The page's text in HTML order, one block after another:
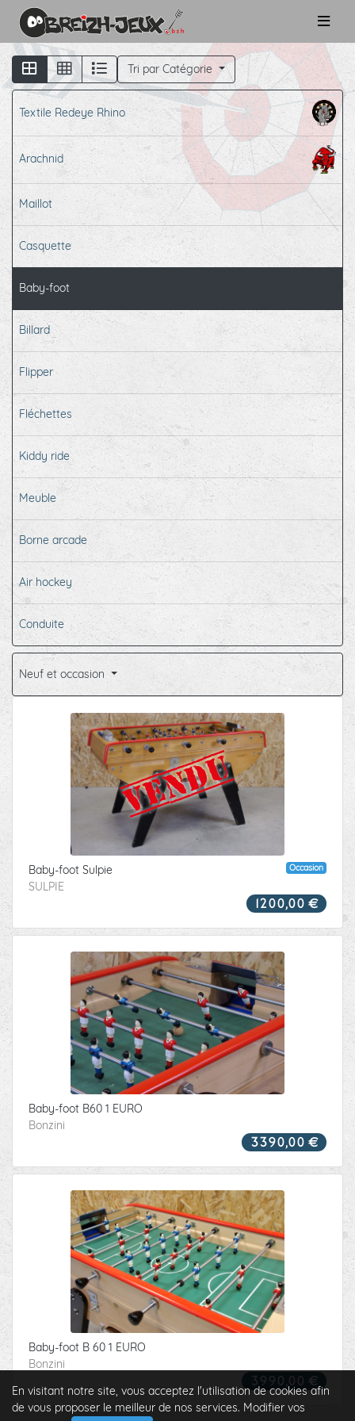
Tri par Catégorie
Textile Redeye Rhino
Arachnid
Maillot
Casquette
Baby-foot
Billard
Flipper
Fléchettes
Kiddy ride
Meuble
Borne arcade
Air hockey
Conduite
Neuf et occasion
VENDU
Baby-foot Sulpie
SULPIE
Occasion
1200,00 €
Baby-foot B60 1 EURO
Bonzini
3390,00 €
Baby-foot B 60 1 EURO
Bonzini
3990,00 €
En visitant notre site, vous acceptez l'utilisation de cookies afin
de vous proposer le meilleur de nos services. Modifier vos